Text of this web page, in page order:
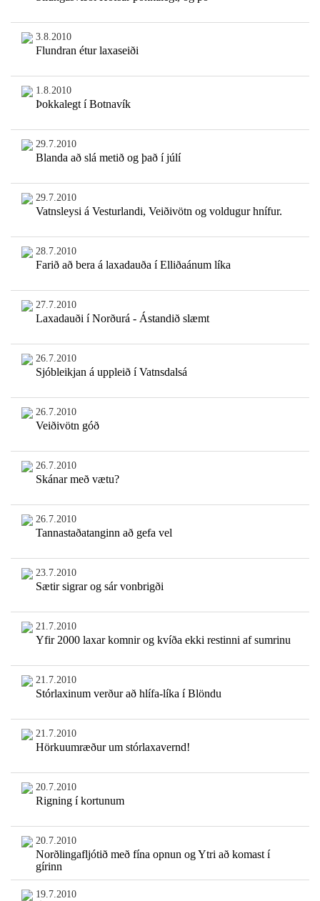
3.8.2010
Flundran étur laxaseiði
1.8.2010
Þokkalegt í Botnavík
29.7.2010
Blanda að slá metið og það í júlí
29.7.2010
Vatnsleysi á Vesturlandi, Veiðivötn og voldugur hnífur.
28.7.2010
Farið að bera á laxadauða í Elliðaánum líka
27.7.2010
Laxadauði í Norðurá - Ástandið slæmt
26.7.2010
Sjóbleikjan á uppleið í Vatnsdalsá
26.7.2010
Veiðivötn góð
26.7.2010
Skánar með vætu?
26.7.2010
Tannastaðatanginn að gefa vel
23.7.2010
Sætir sigrar og sár vonbrigði
21.7.2010
Yfir 2000 laxar komnir og kvíða ekki restinni af sumrinu
21.7.2010
Stórlaxinum verður að hlífa-líka í Blöndu
21.7.2010
Hörkuumræður um stórlaxavernd!
20.7.2010
Rigning í kortunum
20.7.2010
Norðlingafljótið með fína opnun og Ytri að komast í
gírinn
19.7.2010